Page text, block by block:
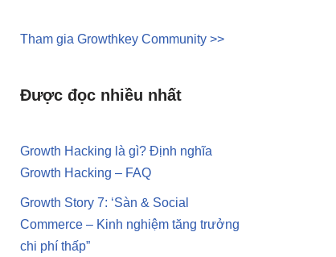
Tham gia Growthkey Community >>
Được đọc nhiều nhất
Growth Hacking là gì? Định nghĩa
Growth Hacking – FAQ
Growth Story 7: ‘Sàn & Social
Commerce – Kinh nghiệm tăng trưởng
chi phí thấp”